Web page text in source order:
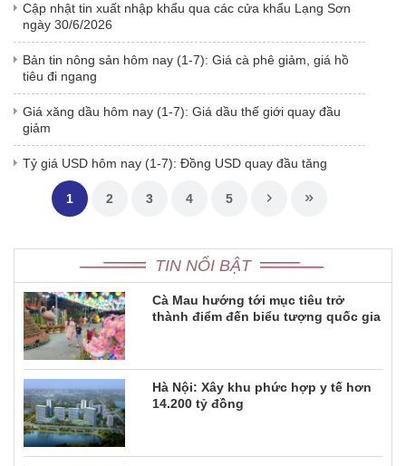
Cập nhật tin xuất nhập khẩu qua các cửa khẩu Lạng Sơn
ngày 30/6/2026
Bản tin nông sản hôm nay (1-7): Giá cà phê giảm, giá hồ
tiêu đi ngang
Giá xăng dầu hôm nay (1-7): Giá dầu thế giới quay đầu
giảm
Tỷ giá USD hôm nay (1-7): Đồng USD quay đầu tăng
1 2 3 4 5
TIN NỔI BẬT
Cà Mau hướng tới mục tiêu trở
thành điểm đến biểu tượng quốc gia
Hà Nội: Xây khu phức hợp y tế hơn
14.200 tỷ đồng